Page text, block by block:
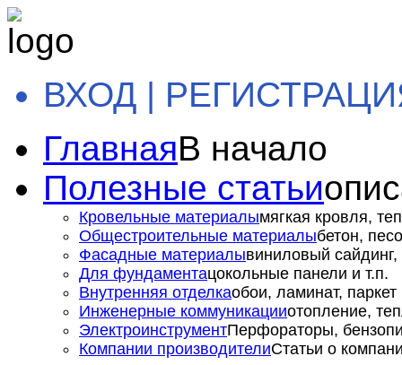
ВХОД |
ГлавнаяВ начало
Полезные статьи
Кровельные материалымягкая кровля,
Общестроительные материалыбетон,
Фасадные материалывиниловый сайдинг,
Для фундаментацокольные панели и т.п.
Внутренняя отделкаобои, ламинат, паркет
Инженерные коммуникацииотопление,
ЭлектроинструментПерфораторы,
Компании производителиСтатьи о